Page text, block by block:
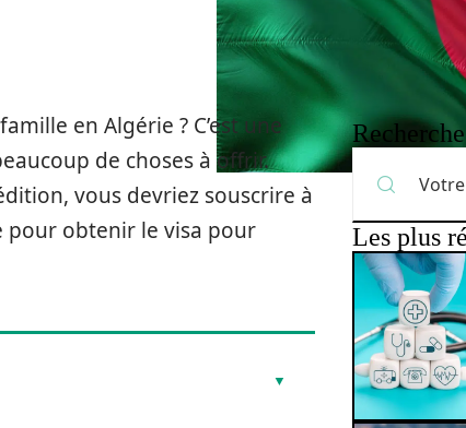
en Algérie ? C’est une
de choses à offrir.
vous devriez souscrire à
pour obtenir le visa pour
Recherche
Les plus